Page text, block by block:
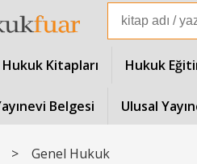
Hukuk Kitapları Hukuk
Belgesi Ulusal
> Genel Hukuk